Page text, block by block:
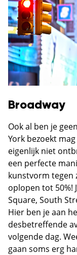
Broadway
Ook al ben je
York bezoekt
eigenlijk niet
een perfecte
kunstvorm tegen
oplopen tot 50%!
Square, South
Hier ben je aan
desbetreffende
volgende dag.
gaan soms erg